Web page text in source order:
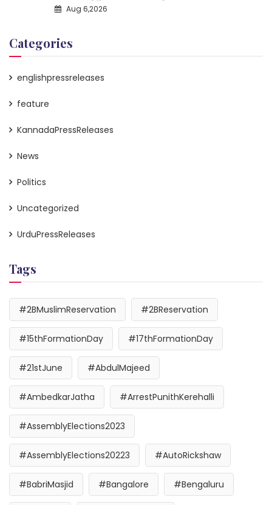
Aug 6,2026
Categories
englishpressreleases
feature
KannadaPressReleases
News
Politics
Uncategorized
UrduPressReleases
Tags
#2BMuslimReservation #2BReservation
#15thFormationDay #17thFormationDay
#21stJune #AbdulMajeed
#AmbedkarJatha #ArrestPunithKerehalli
#AssemblyElections2023
#AssemblyElections20223 #AutoRickshaw
#BabriMasjid #Bangalore #Bengaluru